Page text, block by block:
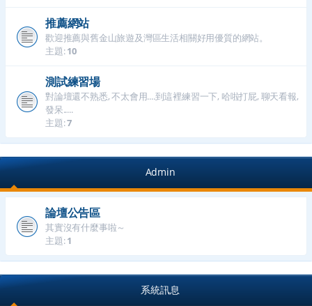
推薦網站
歡迎推薦與舊金山旅遊及灣區生活相關好用優質的網站。
主題:10
測試練習場
對論壇還不熟悉, 不太會用....到這裡練習一下, 哈啦打屁, 聊天看報,
發呆.....
主題:7
Admin
論壇公告區
其實沒有什麼事啦～
主題:1
系統訊息